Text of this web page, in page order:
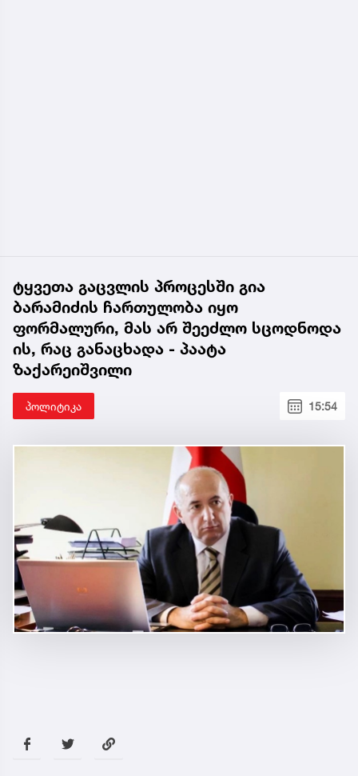
ტყვეთა გაცვლის პროცესში გია
ბარამიძის ჩართულობა იყო
ფორმალური, მას არ შეეძლო სცოდნოდა
ის, რაც განაცხადა - პაატა
ზაქარეიშვილი
პოლიტიკა 15:54